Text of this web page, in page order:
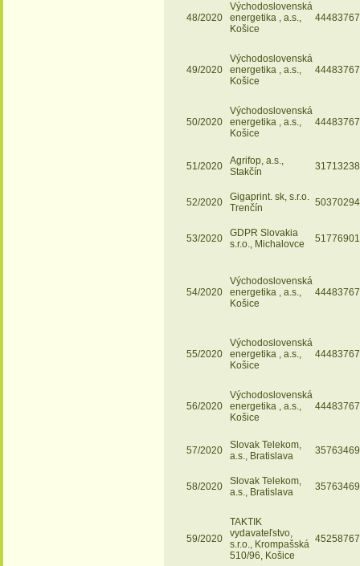
48/2020
Východoslovenská
energetika , a.s.,
Košice
44483767
49/2020
Východoslovenská
energetika , a.s.,
Košice
44483767
50/2020
Východoslovenská
energetika , a.s.,
Košice
44483767
51/2020
Agrifop, a.s.,
Stakčín
31713238
52/2020
Gigaprint. sk, s.r.o.
Trenčín
50370294
53/2020
GDPR Slovakia
s.r.o., Michalovce
51776901
54/2020
Východoslovenská
energetika , a.s.,
Košice
44483767
55/2020
Východoslovenská
energetika , a.s.,
Košice
44483767
56/2020
Východoslovenská
energetika , a.s.,
Košice
44483767
57/2020
Slovak Telekom,
a.s., Bratislava
35763469
58/2020
Slovak Telekom,
a.s., Bratislava
35763469
59/2020
TAKTIK
vydavateľstvo,
s.r.o., Krompašská
510/96, Košice
45258767